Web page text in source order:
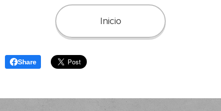
Inicio
Share